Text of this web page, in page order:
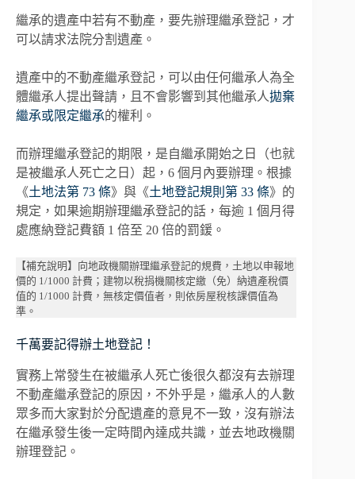
繼承的遺產中若有不動產，要先辦理繼承登記，才
可以請求法院分割遺產。
遺產中的不動產繼承登記，可以由任何繼承人為全
體繼承人提出聲請，且不會影響到其他繼承人拋棄
繼承或限定繼承的權利。
而辦理繼承登記的期限，是自繼承開始之日（也就
是被繼承人死亡之日）起，6 個月內要辦理。根據
《土地法第 73 條》與《土地登記規則第 33 條》的
規定，如果逾期辦理繼承登記的話，每逾 1 個月得
處應納登記費額 1 倍至 20 倍的罰鍰。
【補充說明】向地政機關辦理繼承登記的規費，土地以申報地
價的 1/1000 計費；建物以稅捐機關核定繳（免）納遺產稅價
值的 1/1000 計費，無核定價值者，則依房屋稅核課價值為
準。
千萬要記得辦土地登記！
實務上常發生在被繼承人死亡後很久都沒有去辦理
不動產繼承登記的原因，不外乎是，繼承人的人數
眾多而大家對於分配遺產的意見不一致，沒有辦法
在繼承發生後一定時間內達成共識，並去地政機關
辦理登記。